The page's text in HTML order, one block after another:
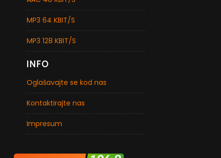
MP3 64 KBIT/S
MP3 128 KBIT/S
INFO
Oglašavajte se kod nas
Kontaktirajte nas
Impresum